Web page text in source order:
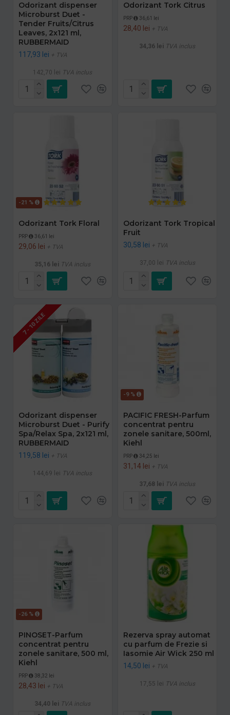
Odorizant dispenser
Microburst Duet -
Tender Fruits/Citrus
Leaves, 2x121 ml,
RUBBERMAID
117,93 lei + TVA
142,70 lei TVA inclus
Odorizant Tork Citrus
PRP 36,61 lei
28,40 lei + TVA
34,36 lei TVA inclus
-21 %
Odorizant Tork Floral
PRP 36,61 lei
29,06 lei + TVA
35,16 lei TVA inclus
Odorizant Tork Tropical
Fruit
30,58 lei + TVA
37,00 lei TVA inclus
7 - 10 ZILE
Odorizant dispenser
Microburst Duet - Purify
Spa/Relax Spa, 2x121 ml,
RUBBERMAID
119,58 lei + TVA
144,69 lei TVA inclus
-9 %
PACIFIC FRESH-Parfum
concentrat pentru
zonele sanitare, 500ml,
Kiehl
PRP 34,25 lei
31,14 lei + TVA
37,68 lei TVA inclus
-26 %
PINOSET-Parfum
concentrat pentru
zonele sanitare, 500 ml,
Kiehl
PRP 38,32 lei
28,43 lei + TVA
34,40 lei TVA inclus
Rezerva spray automat
cu parfum de Frezie si
Iasomie Air Wick 250 ml
14,50 lei + TVA
17,55 lei TVA inclus